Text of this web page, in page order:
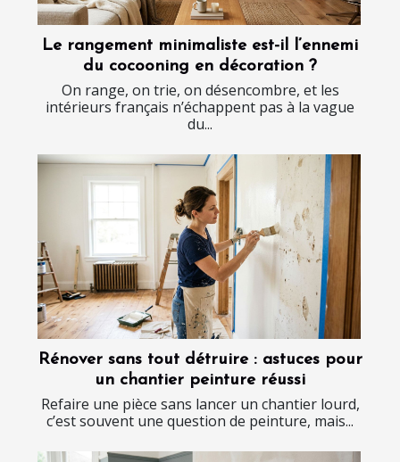
Le rangement minimaliste est-il l’ennemi
du cocooning en décoration ?
On range, on trie, on désencombre, et les
intérieurs français n’échappent pas à la vague
du...
Rénover sans tout détruire : astuces pour
un chantier peinture réussi
Refaire une pièce sans lancer un chantier lourd,
c’est souvent une question de peinture, mais...